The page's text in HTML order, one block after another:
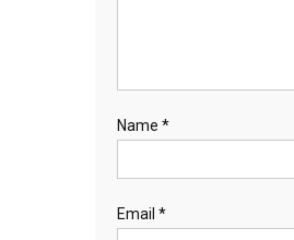
Name *
Email *